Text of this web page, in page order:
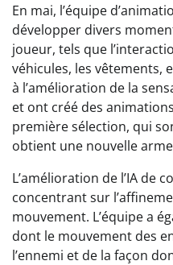
En mai, l’équipe
développer divers
joueur, tels que
véhicules, les vêtements,
à l’amélioration de la
et ont créé des
première sélection, qui
obtient une nouvelle
L’amélioration de l’IA de
concentrant sur
mouvement. L’équipe a
dont le mouvement des
l’ennemi et de la façon